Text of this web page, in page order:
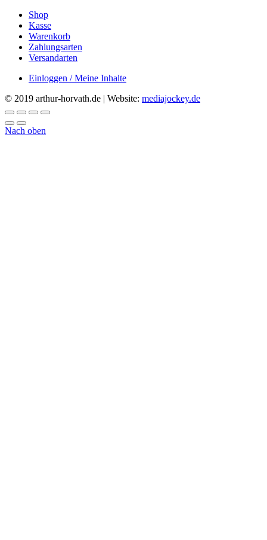
Shop
Kasse
Warenkorb
Zahlungsarten
Versandarten
Einloggen / Meine Inhalte
© 2019 arthur-horvath.de | Website: mediajockey.de
Nach oben